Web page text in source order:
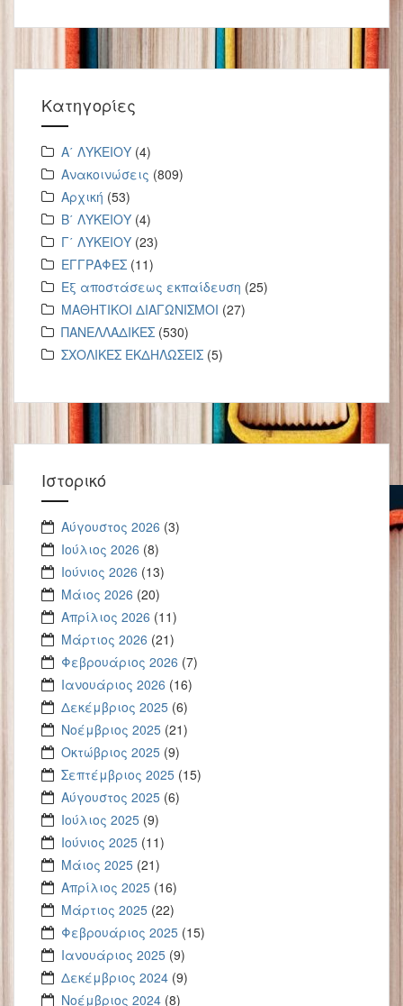
Kατηγορίες
Α΄ ΛΥΚΕΙΟΥ (4)
Ανακοινώσεις (809)
Αρχική (53)
Β΄ ΛΥΚΕΙΟΥ (4)
Γ΄ ΛΥΚΕΙΟΥ (23)
ΕΓΓΡΑΦΕΣ (11)
Εξ αποστάσεως εκπαίδευση (25)
ΜΑΘΗΤΙΚΟΙ ΔΙΑΓΩΝΙΣΜΟΙ (27)
ΠΑΝΕΛΛΑΔΙΚΕΣ (530)
ΣΧΟΛΙΚΕΣ ΕΚΔΗΛΩΣΕΙΣ (5)
Ιστορικό
Αύγουστος 2026 (3)
Ιούλιος 2026 (8)
Ιούνιος 2026 (13)
Μάιος 2026 (20)
Απρίλιος 2026 (11)
Μάρτιος 2026 (21)
Φεβρουάριος 2026 (7)
Ιανουάριος 2026 (16)
Δεκέμβριος 2025 (6)
Νοέμβριος 2025 (21)
Οκτώβριος 2025 (9)
Σεπτέμβριος 2025 (15)
Αύγουστος 2025 (6)
Ιούλιος 2025 (9)
Ιούνιος 2025 (11)
Μάιος 2025 (21)
Απρίλιος 2025 (16)
Μάρτιος 2025 (22)
Φεβρουάριος 2025 (15)
Ιανουάριος 2025 (9)
Δεκέμβριος 2024 (9)
Νοέμβριος 2024 (8)